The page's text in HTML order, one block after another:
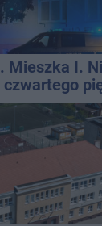
Mieszka I.
czwartego